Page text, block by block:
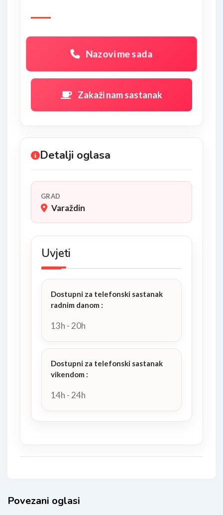
Nazovi me sada
Zakaži nam sastanak
Detalji oglasa
GRAD
Varaždin
Uvjeti
Dostupni za telefonski sastanak
radnim danom :
13h - 20h
Dostupni za telefonski sastanak
vikendom :
14h - 24h
Povezani oglasi